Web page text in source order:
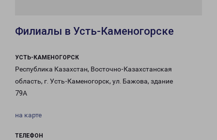
Филиалы в Усть-Каменогорске
УСТЬ-КАМЕНОГОРСК
Республика Казахстан, Восточно-Казахстанская
область, г. Усть-Каменогорск, ул. Бажова, здание
79А
на карте
ТЕЛЕФОН